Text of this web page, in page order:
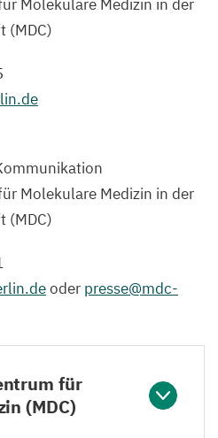
Molekulare Medizin in der
(MDC)
Molekulare Medizin in der
(MDC)
oder presse@​mdc-​
für
(MDC)